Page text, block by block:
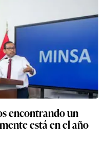
encontrando un
está en el año